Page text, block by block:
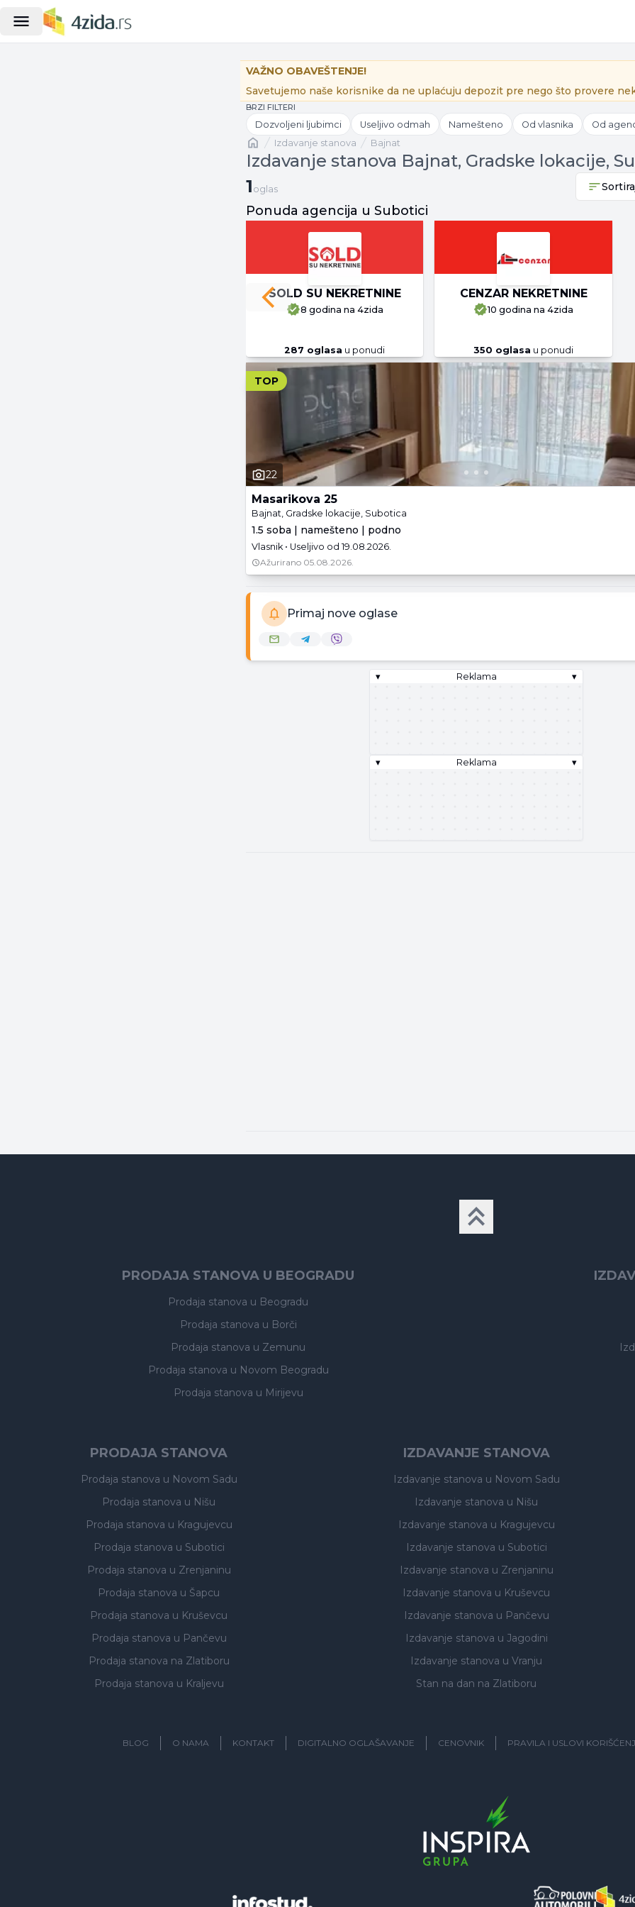
VAŽNO OBAVEŠTENJE!
Savetujemo naše korisnike da ne uplaćuju depozit pre nego što provere
BRZI FILTERI
Dozvoljeni ljubimci Useljivo odmah Namešteno Od vlasnika Od
Naslovnaizdavanje stanova Bajnat
Izdavanje stanova Bajnat, Gradske lokacije,
1 oglas
1 oglas
Ponuda agencija u Subotici
SOLD SU NEKRETNINE
8 godina na 4zida
287 oglasa u ponudi
CENZAR NEKRETNINE
10 godina na 4zida
350 oglasa u ponudi
Previous slide
TOP
22
Masarikova 25
Bajnat, Gradske lokacije, Subotica
1.5 soba | namešteno | podno
Vlasnik • Useljivo od 19.08.2026.
Ažurirano 05.08.2026.
Primaj nove oglase
▾ Reklama ▾
▾ Reklama ▾
PRODAJA STANOVA U BEOGRADU
Prodaja stanova u Beogradu
Prodaja stanova u Borči
Prodaja stanova u Zemunu
Prodaja stanova u Novom Beogradu
Prodaja stanova u Mirijevu
PRODAJA STANOVA
Prodaja stanova u Novom Sadu
Prodaja stanova u Nišu
Prodaja stanova u Kragujevcu
Prodaja stanova u Subotici
Prodaja stanova u Zrenjaninu
Prodaja stanova u Šapcu
Prodaja stanova u Kruševcu
Prodaja stanova u Pančevu
Prodaja stanova na Zlatiboru
Prodaja stanova u Kraljevu
IZDAVANJE STANOVA
Izdavanje stanova u Novom Sadu
Izdavanje stanova u Nišu
Izdavanje stanova u Kragujevcu
Izdavanje stanova u Subotici
Izdavanje stanova u Zrenjaninu
Izdavanje stanova u Kruševcu
Izdavanje stanova u Pančevu
Izdavanje stanova u Jagodini
Izdavanje stanova u Vranju
Stan na dan na Zlatiboru
BLOG O NAMA KONTAKT DIGITALNO OGLAŠAVANJE CENOVNIK PRAVILA I USLOVI